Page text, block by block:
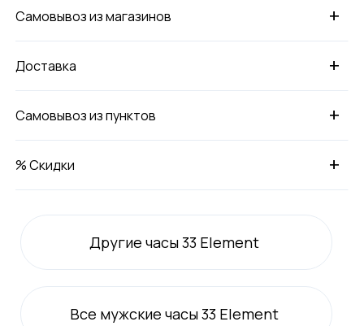
+
Самовывоз из магазинов
+
Доставка
+
Самовывоз из пунктов
+
% Скидки
Другие часы 33 Element
Все мужские часы 33 Element